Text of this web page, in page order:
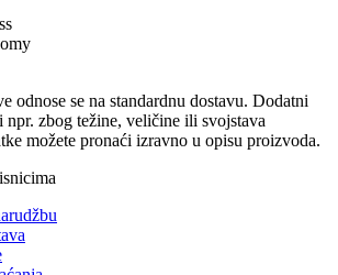
odnose se na standardnu ​​dostavu. Dodatni
npr. zbog težine, veličine ili svojstava
možete pronaći izravno u opisu proizvoda.